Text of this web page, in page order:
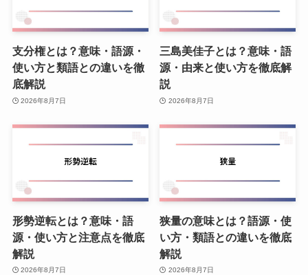
支分権とは？意味・語源・
使い方と類語との違いを徹
底解説
2026年8月7日
三島美佳子とは？意味・語
源・由来と使い方を徹底解
説
2026年8月7日
形勢逆転とは？意味・語
源・使い方と注意点を徹底
解説
2026年8月7日
狭量の意味とは？語源・使
い方・類語との違いを徹底
解説
2026年8月7日